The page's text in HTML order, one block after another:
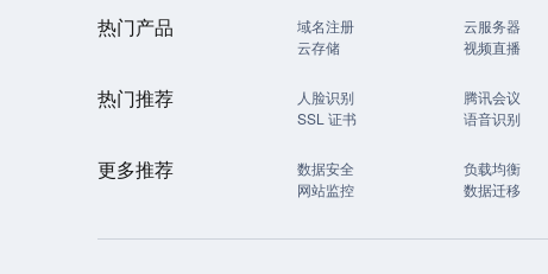
热门产品 域名注册 云服务器
云存储
视频直播
热门推荐 人脸识别 腾讯会议
SSL 证书
语音识别
更多推荐 数据安全 负载均衡
网站监控
数据迁移